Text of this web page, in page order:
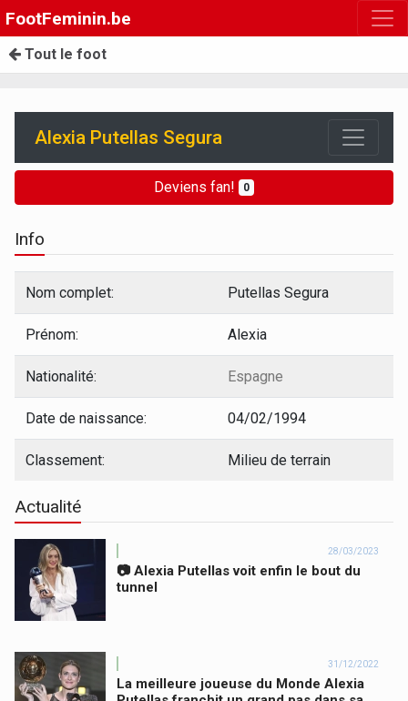
FootFeminin.be
Tout le foot
Alexia Putellas Segura
Deviens fan! 0
Info
Nom complet: Putellas Segura
Prénom: Alexia
Nationalité: Espagne
Date de naissance: 04/02/1994
Classement: Milieu de terrain
Actualité
28/03/2023
📷 Alexia Putellas voit enfin le bout du
tunnel
31/12/2022
La meilleure joueuse du Monde Alexia